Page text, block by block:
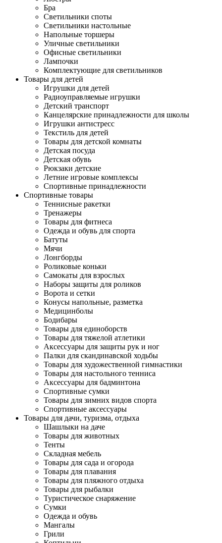
Бра
Светильники споты
Светильники настольные
Напольные торшеры
Уличные светильники
Офисные светильники
Лампочки
Комплектующие для светильников
Товары для детей
Игрушки для детей
Радиоуправляемые игрушки
Детский транспорт
Канцелярские принадлежности для школы
Игрушки антистресс
Текстиль для детей
Товары для детской комнаты
Детская посуда
Детская обувь
Рюкзаки детские
Летние игровые комплексы
Спортивные принадлежности
Спортивные товары
Теннисные ракетки
Тренажеры
Товары для фитнеса
Одежда и обувь для спорта
Батуты
Мячи
Лонгборды
Роликовые коньки
Самокаты для взрослых
Наборы защиты для роликов
Ворота и сетки
Конусы напольные, разметка
Медицинболы
Бодибары
Товары для единоборств
Товары для тяжелой атлетики
Аксессуары для защиты рук и ног
Палки для скандинавской ходьбы
Товары для художественной гимнастики
Товары для настольного тенниса
Аксессуары для бадминтона
Спортивные сумки
Товары для зимних видов спорта
Спортивные аксессуары
Товары для дачи, туризма, отдыха
Шашлыки на даче
Товары для животных
Тенты
Складная мебель
Товары для сада и огорода
Товары для плавания
Товары для пляжного отдыха
Товары для рыбалки
Туристическое снаряжение
Сумки
Одежда и обувь
Мангалы
Грили